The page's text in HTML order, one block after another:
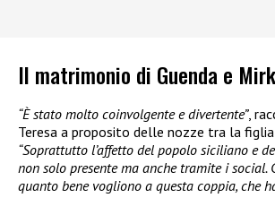
Il matrimonio di Guenda e
“È stato molto coinvolgente e divertente”,
Teresa a proposito delle nozze tra la
“Soprattutto l’affetto del popolo siciliano e
non solo presente ma anche tramite i social.
quanto bene vogliono a questa coppia, che